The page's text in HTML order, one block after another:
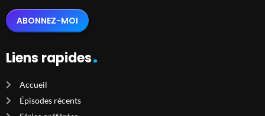
ABONNEZ-MOI
Liens rapides
Accueil
Épisodes récents